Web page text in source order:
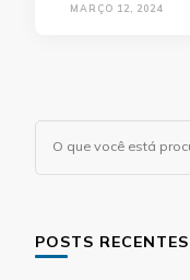
MARÇO 12, 2024
algo?
POSTS RECENTES